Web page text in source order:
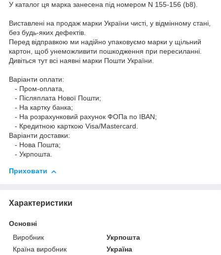
У каталог ця марка занесена під номером N 155-156 (b8).
Виставлені на продаж марки України чисті, у відмінному стані,
без будь-яких дефектів.
Перед відправкою ми надійно упаковуємо марки у щільний
картон, щоб унеможливити пошкодження при пересиланні.
Дивіться тут всі наявні марки Пошти України.
Варіанти оплати:
- Пром-оплата,
- Післяплата Нової Пошти;
- На картку банка;
- На розрахунковий рахунок ФОПа по IBAN;
- Кредитною карткою Visa/Mastercard.
Варіанти доставки:
- Нова Пошта;
- Укрпошта.
Приховати
Характеристики
Основні
Виробник
Укрпошта
Країна виробник
Україна